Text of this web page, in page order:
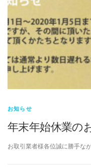
お知らせ
年末年始休業の
お取引業者様各位誠に勝手な